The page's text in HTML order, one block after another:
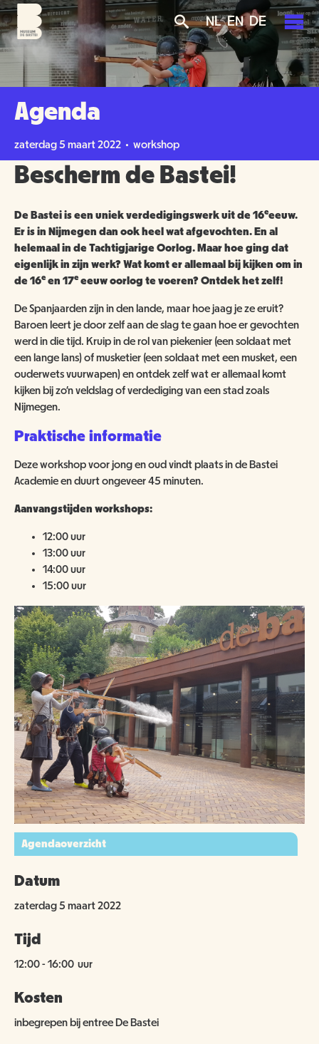
Overslaan
en
naar
gaan
Skip
to
main
Skip
to
search
NL EN DE
PLAN JE BEZOEK
TICKETS
OPENINGSTIJDEN
BEREIKBAARHEID
TOEGANKELIJKHEID
GROEPSBEZOEK
SCHOOLBEZOEK
EXPOSITIES
MUSEUMWINKEL
NU TE KOOP IN DE WINKEL
NIJMEEGSE VOGELMONUMENTJES
HUISREGELS
KINDERFEESTJE
AGENDA
OVER ONS
NIEUWS
ORGANISATIE
ANBI
COMITÉ VAN AANBEVELING
BESTUUR
JAARVERSLAG
ORGANOGRAM
VRIJWILLIGERS
VACATURES
WORD VRIEND
GEEF EEN VRIENDSCHAP CADEAU!
SCHENKEN & NALATEN
OVER DE COLLECTIE
DOOD DIER GEVONDEN?
PUBLICATIES
BRUIKLENEN
ARCHITECTUUR
2000 JAAR GESCHIEDENIS AAN DE WAAL
VERRIJK JEZELF IN HET RIJK VAN NIJMEGEN
GROENMAKERS
BEWONERS
SCHOLEN
NATUUR- & MILIEUORGANISATIES
NATUUR- & MILIEUORGANISATIES
NME NIEUWS & INSPIRATIE
SCHOLEN
KOOP TICKETS
Agenda
zaterdag 5 maart 2022 • workshop
Bescherm de Bastei!
De Bastei is een uniek verdedigingswerk uit de 16eeeuw.
Er is in Nijmegen dan ook heel wat afgevochten. En al
helemaal in de Tachtigjarige Oorlog. Maar hoe ging dat
eigenlijk in zijn werk? Wat komt er allemaal bij kijken om in
de 16een 17eeeuw oorlog te voeren? Ontdek het zelf!
De Spanjaarden zijn in den lande, maar hoe jaag je ze eruit?
Baroen leert je door zelf aan de slag te gaan hoe er gevochten
werd in die tijd. Kruip in de rol van piekenier (een soldaat met
een lange lans) of musketier (een soldaat met een musket, een
ouderwets vuurwapen) en ontdek zelf wat er allemaal komt
kijken bij zo'n veldslag of verdediging van een stad zoals
Nijmegen.
Praktische informatie
Deze workshop voor jong en oud vindt plaats in de Bastei
Academie en duurt ongeveer 45 minuten.
Aanvangstijden workshops:
12:00 uur
13:00 uur
14:00 uur
15:00 uur
Agendaoverzicht
Datum
zaterdag 5 maart 2022
Tijd
12:00- 16:00 uur
Kosten
inbegrepen bij entree De Bastei